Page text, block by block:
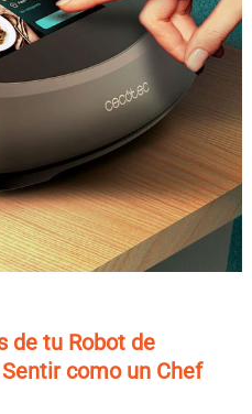
de tu Robot de
como un Chef